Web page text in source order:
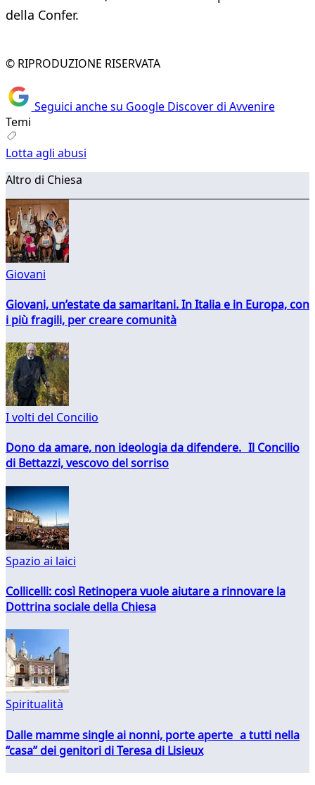
della Confer.
© RIPRODUZIONE RISERVATA
Seguici anche su Google Discover di Avvenire
Temi
Lotta agli abusi
Altro di Chiesa
Giovani
Giovani, un’estate da samaritani. In Italia e in Europa, con
i più fragili, per creare comunità
I volti del Concilio
Dono da amare, non ideologia da difendere. Il Concilio
di Bettazzi, vescovo del sorriso
Spazio ai laici
Collicelli: così Retinopera vuole aiutare a rinnovare la
Dottrina sociale della Chiesa
Spiritualità
Dalle mamme single ai nonni, porte aperte a tutti nella
“casa” dei genitori di Teresa di Lisieux